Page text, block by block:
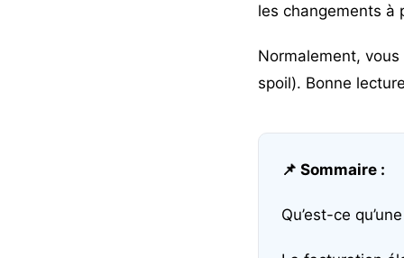
les changements à
Normalement,
spoil). Bonne
📌 Sommaire :
Qu’est-ce